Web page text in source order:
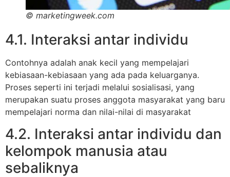
© marketingweek.com
4.1. Interaksi antar individu
Contohnya adalah anak kecil yang mempelajari
kebiasaan-kebiasaan yang ada pada keluarganya.
Proses seperti ini terjadi melalui sosialisasi, yang
merupakan suatu proses anggota masyarakat yang baru
mempelajari norma dan nilai-nilai di masyarakat
4.2. Interaksi antar individu dan
kelompok manusia atau
sebaliknya